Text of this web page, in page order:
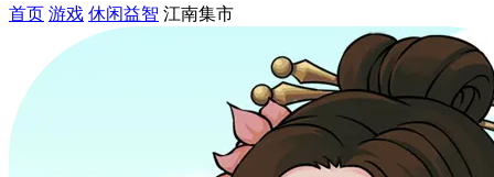
首页 游戏 休闲益智 江南集市